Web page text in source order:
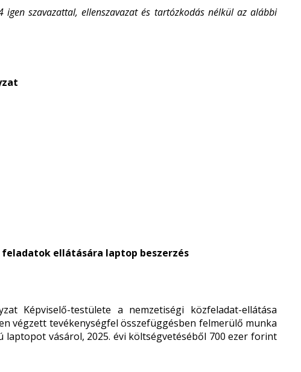
igen szavazattal, ellenszavazat és tartózkodás nélkül az alábbi
ellátására laptop beszerzés
Képviselő-testülete a nemzetiségi közfeladat-ellátása
végzett tevékenységfel összefüggésben felmerülő munka
vásárol, 2025. évi költségvetéséből 700 ezer forint